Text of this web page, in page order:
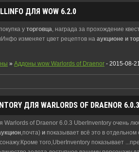
ДЛЯ WOW 6.2.0
у торговца , награда за прохождение
изменяет цвет рецептов на аукционе и
» Аддоны wow Warlords of Draenor - 2015-08-
ДЛЯ WARLORDS OF DRAENOR 6.0.3
Warlords of Draenor 6.0.3 UberInventory очень
,почта) и показывает всё это в
того,UberInventory показывает